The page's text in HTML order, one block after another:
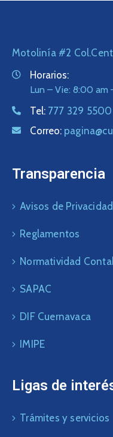
Motolinía #2
Horarios:
Lun – Vie: 8:00 am
Tel: 777 329 5500
Correo:
Transparencia
Avisos de Privacidad
Reglamentos
Normatividad
SAPAC
DIF Cuernavaca
IMIPE
Ligas de
Trámites y servicios